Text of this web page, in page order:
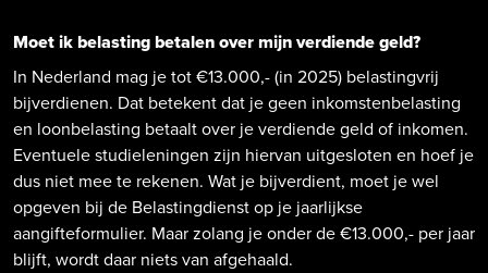
Moet ik belasting betalen over mijn verdiende geld?
In Nederland mag je tot €13.000,- (in 2025) belastingvrij
bijverdienen. Dat betekent dat je geen inkomstenbelasting
en loonbelasting betaalt over je verdiende geld of inkomen.
Eventuele studieleningen zijn hiervan uitgesloten en hoef je
dus niet mee te rekenen. Wat je bijverdient, moet je wel
opgeven bij de Belastingdienst op je jaarlijkse
aangifteformulier. Maar zolang je onder de €13.000,- per jaar
blijft, wordt daar niets van afgehaald.